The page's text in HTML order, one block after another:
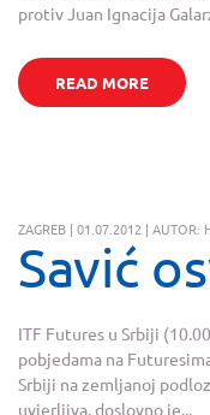
protiv Juan Ignacija
READ MORE
ZAGREB | 01.07.2012 | AUTOR:
Savić
ITF Futures u Srbiji
pobjedama na
Srbiji na zemljanoj
uvjerljiva, doslovno je...